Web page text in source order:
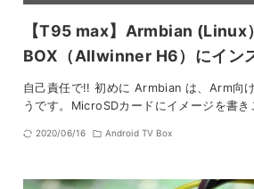
【T95 max】Armbian
BOX（Allwinner H6）にイン
自己責任で!! 初めに Armbian は、Arm向
うです。MicroSDカードにイメージを書
2020/06/16 Android TV Box